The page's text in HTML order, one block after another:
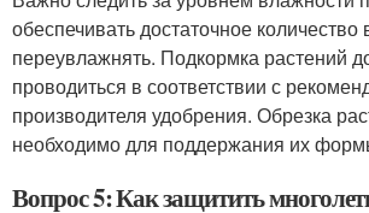
обеспечивать достаточное количество
переувлажнять. Подкормка растений
проводиться в соответствии с
производителя удобрения. Обрезка
необходимо для поддержания их
Вопрос 5: Как защитить